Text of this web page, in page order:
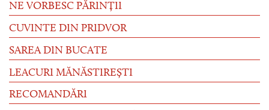
NE VORBESC PĂRINȚII
CUVINTE DIN PRIDVOR
SAREA DIN BUCATE
LEACURI MĂNĂSTIREȘTI
RECOMANDĂRI